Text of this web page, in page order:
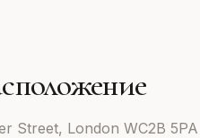
Street, London WC2B 5PA